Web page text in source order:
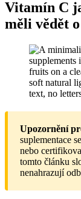
Vitamín C
měli vědět
Upozornění
suplementace
nebo
tomto článku
nenahrazují